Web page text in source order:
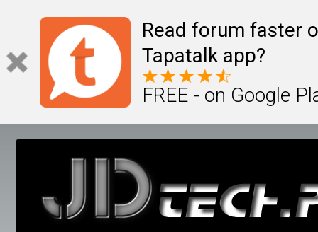
Read forum faster
Tapatalk app?
FREE - on Google